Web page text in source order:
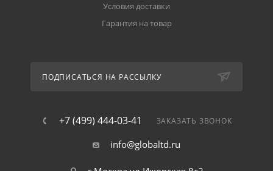
Условия доставки
Гарантия на товар
ПОДПИСАТЬСЯ НА РАССЫЛКУ
+7 (499) 444-03-41 ЗАКАЗАТЬ ЗВОНОК
info@globaltd.ru